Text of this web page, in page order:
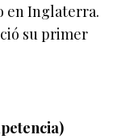
en Inglaterra.
su primer